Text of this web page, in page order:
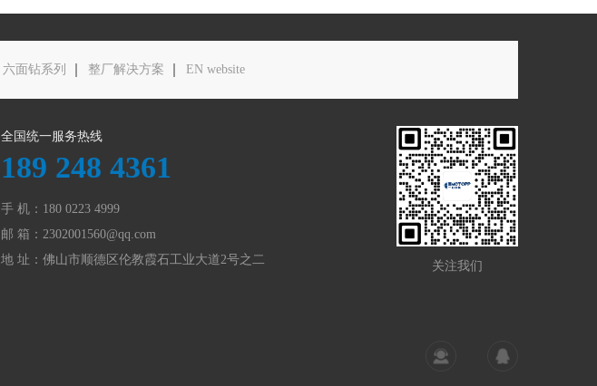
六面钻系列 整厂解决方案 EN website
全国统一服务热线
189 248 4361
手 机：180 0223 4999
邮 箱： 2302001560@qq.com
地 址：佛山市顺德区伦教霞石工业大道2号之二
关注我们